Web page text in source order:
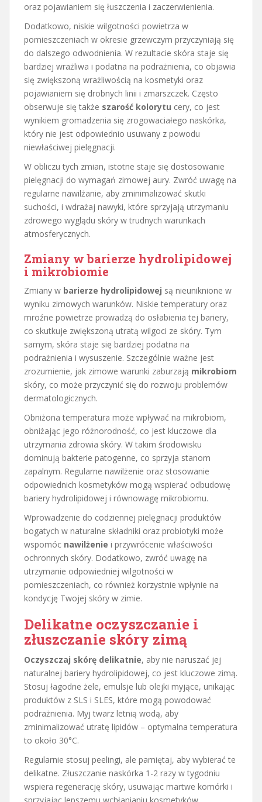
oraz pojawianiem się łuszczenia i zaczerwienienia.
Dodatkowo, niskie wilgotności powietrza w
pomieszczeniach w okresie grzewczym przyczyniają się
do dalszego odwodnienia. W rezultacie skóra staje się
bardziej wrażliwa i podatna na podrażnienia, co objawia
się zwiększoną wrażliwością na kosmetyki oraz
pojawianiem się drobnych linii i zmarszczek. Często
obserwuje się także szarość kolorytu cery, co jest
wynikiem gromadzenia się zrogowaciałego naskórka,
który nie jest odpowiednio usuwany z powodu
niewłaściwej pielęgnacji.
W obliczu tych zmian, istotne staje się dostosowanie
pielęgnacji do wymagań zimowej aury. Zwróć uwagę na
regularne nawilżanie, aby zminimalizować skutki
suchości, i wdrażaj nawyki, które sprzyjają utrzymaniu
zdrowego wyglądu skóry w trudnych warunkach
atmosferycznych.
Zmiany wbarierze hydrolipidowej
i mikrobiomie
Zmiany w barierze hydrolipidowej są nieuniknione w
wyniku zimowych warunków. Niskie temperatury oraz
mroźne powietrze prowadzą do osłabienia tej bariery,
co skutkuje zwiększoną utratą wilgoci ze skóry. Tym
samym, skóra staje się bardziej podatna na
podrażnienia i wysuszenie. Szczególnie ważne jest
zrozumienie, jak zimowe warunki zaburzają mikrobiom
skóry, co może przyczynić się do rozwoju problemów
dermatologicznych.
Obniżona temperatura może wpływać na mikrobiom,
obniżając jego różnorodność, co jest kluczowe dla
utrzymania zdrowia skóry. W takim środowisku
dominują bakterie patogenne, co sprzyja stanom
zapalnym. Regularne nawilżenie oraz stosowanie
odpowiednich kosmetyków mogą wspierać odbudowę
bariery hydrolipidowej i równowagę mikrobiomu.
Wprowadzenie do codziennej pielęgnacji produktów
bogatych w naturalne składniki oraz probiotyki może
wspomóc nawilżenie i przywrócenie właściwości
ochronnych skóry. Dodatkowo, zwróć uwagę na
utrzymanie odpowiedniej wilgotności w
pomieszczeniach, co również korzystnie wpłynie na
kondycję Twojej skóry w zimie.
Delikatne oczyszczanie i
złuszczanie skóry zimą
Oczyszczaj skórę delikatnie, aby nie naruszać jej
naturalnej bariery hydrolipidowej, co jest kluczowe zimą.
Stosuj łagodne żele, emulsje lub olejki myjące, unikając
produktów z SLS i SLES, które mogą powodować
podrażnienia. Myj twarz letnią wodą, aby
zminimalizować utratę lipidów – optymalna temperatura
to około 30°C.
Regularnie stosuj peelingi, ale pamiętaj, aby wybierać te
delikatne. Złuszczanie naskórka 1-2 razy w tygodniu
wspiera regenerację skóry, usuwając martwe komórki i